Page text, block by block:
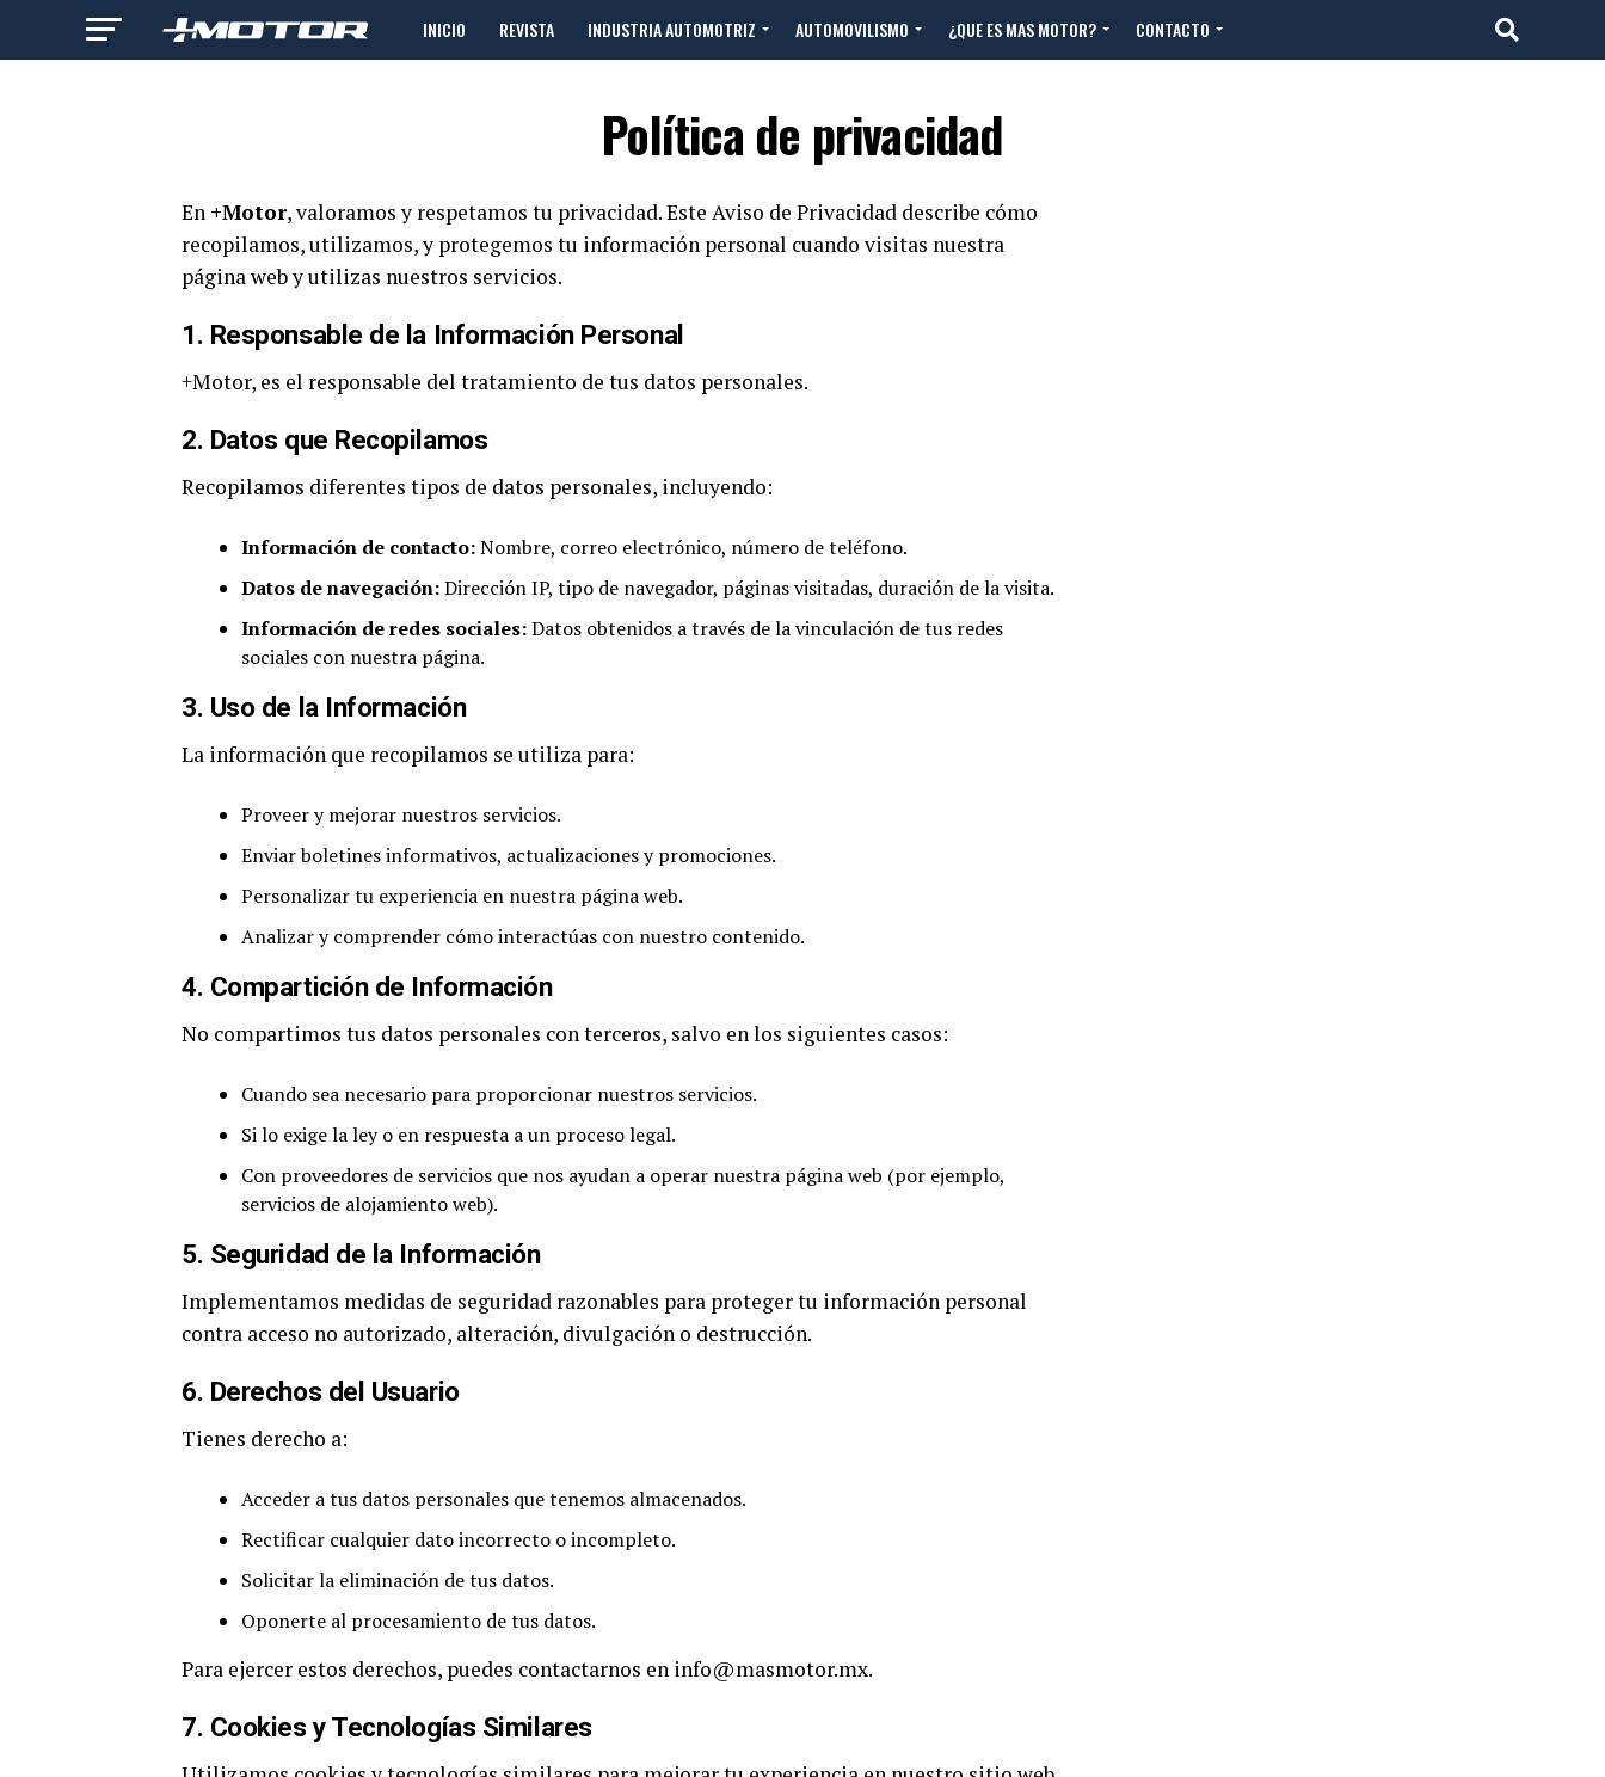
INICIO REVISTA INDUSTRIA AUTOMOTRIZ AUTOMOVILISMO ¿QUE ES MAS MOTOR? CONTACTO
Política de privacidad
En +Motor, valoramos y respetamos tu privacidad. Este Aviso de Privacidad describe cómo
recopilamos, utilizamos, y protegemos tu información personal cuando visitas nuestra
página web y utilizas nuestros servicios.
1. Responsable de la Información Personal
+Motor, es el responsable del tratamiento de tus datos personales.
2. Datos que Recopilamos
Recopilamos diferentes tipos de datos personales, incluyendo:
Información de contacto:Nombre, correo electrónico, número de teléfono.
Datos de navegación:Dirección IP, tipo de navegador, páginas visitadas, duración de la visita.
Información de redes sociales:Datos obtenidos a través de la vinculación de tus redes
sociales con nuestra página.
3. Uso de la Información
La información que recopilamos se utiliza para:
Proveer y mejorar nuestros servicios.
Enviar boletines informativos, actualizaciones y promociones.
Personalizar tu experiencia en nuestra página web.
Analizar y comprender cómo interactúas con nuestro contenido.
4. Compartición de Información
No compartimos tus datos personales con terceros, salvo en los siguientes casos:
Cuando sea necesario para proporcionar nuestros servicios.
Si lo exige la ley o en respuesta a un proceso legal.
Con proveedores de servicios que nos ayudan a operar nuestra página web (por ejemplo,
servicios de alojamiento web).
5. Seguridad de la Información
Implementamos medidas de seguridad razonables para proteger tu información personal
contra acceso no autorizado, alteración, divulgación o destrucción.
6. Derechos del Usuario
Tienes derecho a:
Acceder a tus datos personales que tenemos almacenados.
Rectificar cualquier dato incorrecto o incompleto.
Solicitar la eliminación de tus datos.
Oponerte al procesamiento de tus datos.
Para ejercer estos derechos, puedes contactarnos en info@masmotor.mx.
7. Cookies y Tecnologías Similares